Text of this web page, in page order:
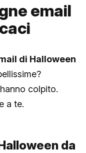
email
di Halloween
colpito.
a te.
da